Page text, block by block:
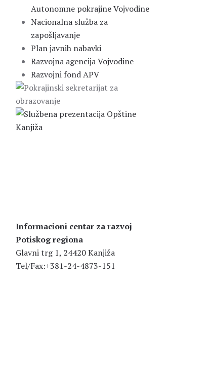
Autonomne pokrajine Vojvodine
Nacionalna služba za
zapošljavanje
Plan javnih nabavki
Razvojna agencija Vojvodine
Razvojni fond APV
Informacioni centar za razvoj
Potiskog regiona
Glavni trg 1, 24420 Kanjiža
Tel/Fax:+381-24-4873-151